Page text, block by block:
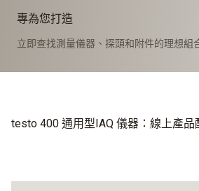
專為您打造
立即查找測量儀器、探頭和附件的理想組
testo 400 通用型IAQ 儀器：線上產品